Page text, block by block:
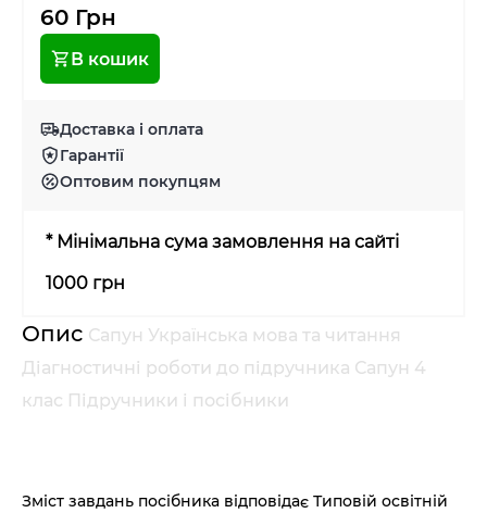
60 Грн
В кошик
Доставка і оплата
Гарантії
Оптовим покупцям
* Мінімальна сума замовлення на сайті
1000 грн
Опис Сапун Українська мова та читання
Діагностичні роботи до підручника Сапун 4
клас Підручники і посібники
Зміст завдань посібника відповідає Типовій освітній